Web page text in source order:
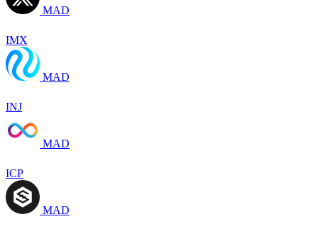
MAD
IMX
MAD
INJ
MAD
ICP
MAD